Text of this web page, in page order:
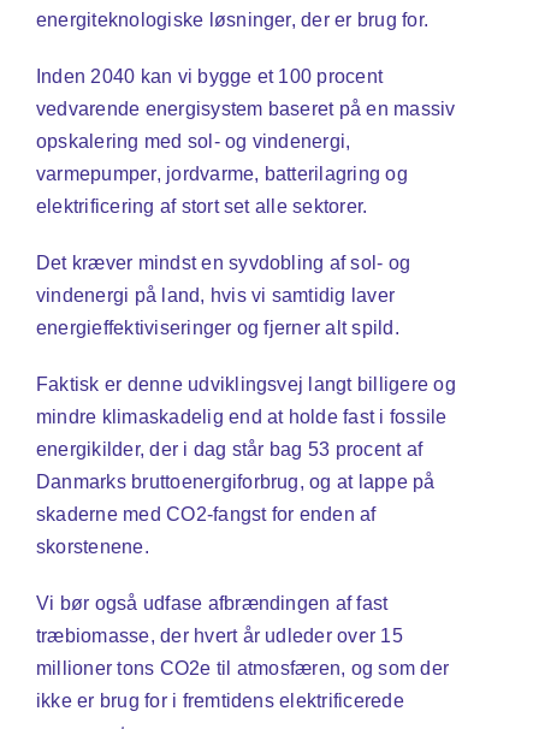
energiteknologiske løsninger, der er brug for.
Inden 2040 kan vi bygge et 100 procent
vedvarende energisystem baseret på en massiv
opskalering med sol- og vindenergi,
varmepumper, jordvarme, batterilagring og
elektrificering af stort set alle sektorer.
Det kræver mindst en syvdobling af sol- og
vindenergi på land, hvis vi samtidig laver
energieffektiviseringer og fjerner alt spild.
Faktisk er denne udviklingsvej langt billigere og
mindre klimaskadelig end at holde fast i fossile
energikilder, der i dag står bag 53 procent af
Danmarks bruttoenergiforbrug, og at lappe på
skaderne med CO2-fangst for enden af
skorstenene.
Vi bør også udfase afbrændingen af fast
træbiomasse, der hvert år udleder over 15
millioner tons CO2e til atmosfæren, og som der
ikke er brug for i fremtidens elektrificerede